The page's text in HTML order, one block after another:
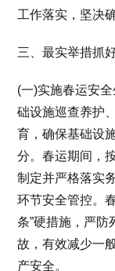
工作落实，坚决
三、最实举措抓
(一)实施春运安
础设施巡查养护
育，确保基础设
分。春运期间，
制定并严格落实
环节安全管控。
条”硬措施，严
故，有效减少一
产安全。